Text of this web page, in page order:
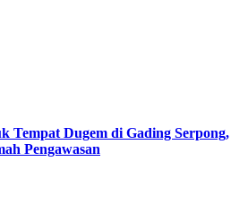
Tempat Dugem di Gading Serpong,
Pengawasan